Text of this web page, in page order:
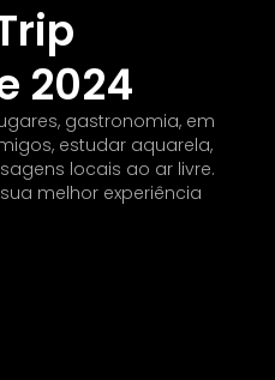
2024
gastronomia, em
estudar aquarela,
locais ao ar livre.
melhor experiência